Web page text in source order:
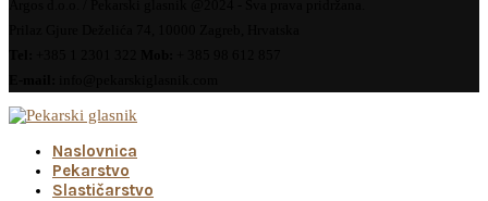
Naslovnica
Pekarstvo
Slastičarstvo